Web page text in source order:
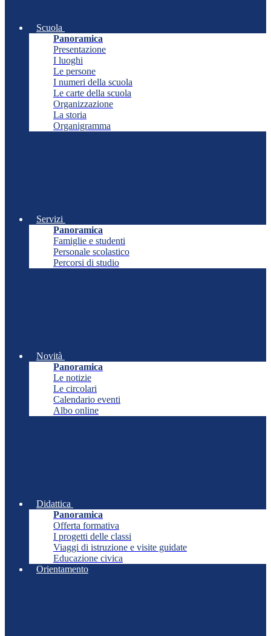
Scuola
Panoramica
Presentazione
I luoghi
Le persone
I numeri della scuola
Le carte della scuola
Organizzazione
La storia
Organigramma
Servizi
Panoramica
Famiglie e studenti
Personale scolastico
Percorsi di studio
Novità
Panoramica
Le notizie
Le circolari
Calendario eventi
Albo online
Didattica
Panoramica
Offerta formativa
I progetti delle classi
Viaggi di istruzione e visite guidate
Educazione civica
Orientamento